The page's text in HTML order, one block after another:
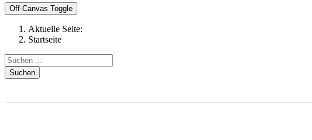
Off-Canvas Toggle
Aktuelle Seite:
Startseite
Suchen